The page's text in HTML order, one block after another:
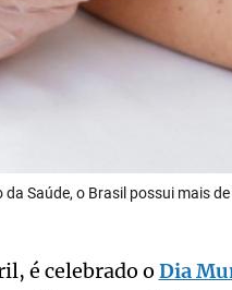
Saúde, o Brasil possui mais
é celebrado o Dia